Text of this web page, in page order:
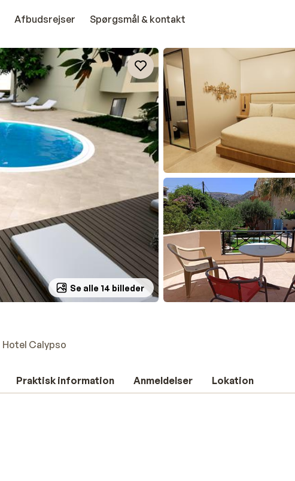
Afbudsrejser Spørgsmål & kontakt
Se alle 14 billeder
Hotel Calypso
Praktisk information Anmeldelser Lokation